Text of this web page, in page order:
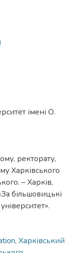
імені О.
ректорату,
Харківського
– Харків,
більшовицькі
, Харківський